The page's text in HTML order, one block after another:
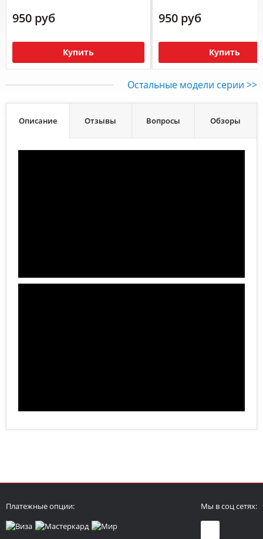
950 руб
Купить
950 руб
Купить
Остальные модели серии >>
Описание Отзывы Вопросы Обзоры
Платежные опции: Мы в соц сетях: